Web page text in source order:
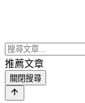
推薦文章
關閉搜尋